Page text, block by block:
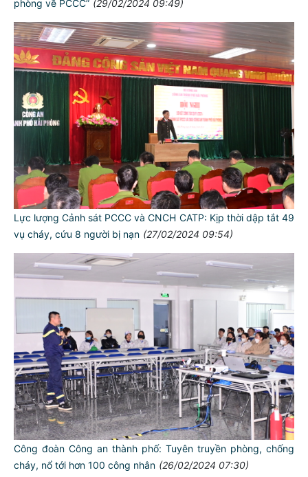
phòng về PCCC” (29/02/2024 09:49)
Lực lượng Cảnh sát PCCC và CNCH CATP: Kịp thời dập tắt 49
vụ cháy, cứu 8 người bị nạn (27/02/2024 09:54)
Công đoàn Công an thành phố: Tuyên truyền phòng, chống
cháy, nổ tới hơn 100 công nhân (26/02/2024 07:30)